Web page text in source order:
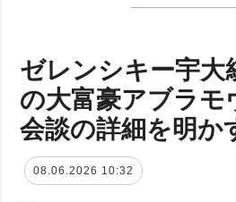
ゼレンシキー宇大
の大富豪アブラモ
会談の詳細を明か
08.06.2026 10:32